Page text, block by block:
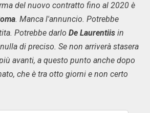
del nuovo contratto fino al 2020 è
. Manca l'annuncio. Potrebbe
Potrebbe darlo De Laurentiis in
di preciso. Se non arriverà stasera
avanti, a questo punto anche dopo
che è tra otto giorni e non certo